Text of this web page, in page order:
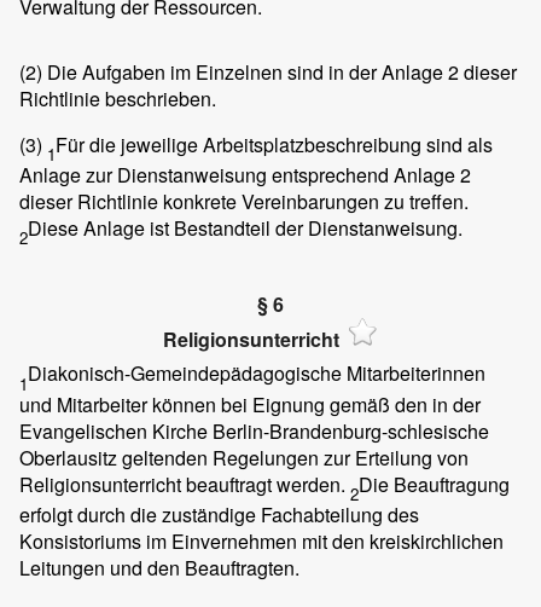
Verwaltung der Ressourcen.
(2) Die Aufgaben im Einzelnen sind in der Anlage 2 dieser
Richtlinie beschrieben.
(3) 1Für die jeweilige Arbeitsplatzbeschreibung sind als
Anlage zur Dienstanweisung entsprechend Anlage 2
dieser Richtlinie konkrete Vereinbarungen zu treffen.
2Diese Anlage ist Bestandteil der Dienstanweisung.
§ 6
Religionsunterricht
1Diakonisch-Gemeindepädagogische Mitarbeiterinnen
und Mitarbeiter können bei Eignung gemäß den in der
Evangelischen Kirche Berlin-Brandenburg-schlesische
Oberlausitz geltenden Regelungen zur Erteilung von
Religionsunterricht beauftragt werden. 2Die Beauftragung
erfolgt durch die zuständige Fachabteilung des
Konsistoriums im Einvernehmen mit den kreiskirchlichen
Leitungen und den Beauftragten.